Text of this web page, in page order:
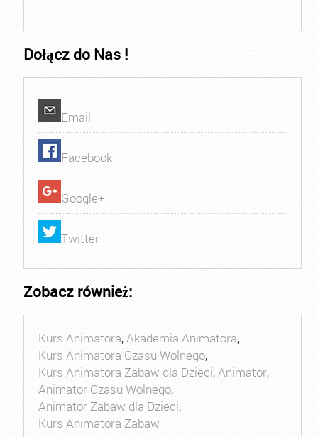
Dołącz do Nas !
Email
Facebook
Google+
Twitter
Zobacz również:
Kurs Animatora,Akademia Animatora,
Kurs Animatora Czasu Wolnego,
Kurs Animatora Zabaw dla Dzieci,Animator,
Animator Czasu Wolnego,
Animator Zabaw dla Dzieci,
Kurs Animatora Zabaw